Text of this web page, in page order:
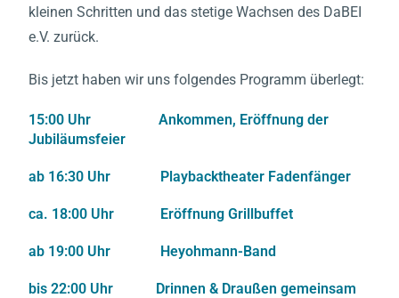
kleinen Schritten und das stetige Wachsen des DaBEI
e.V. zurück.
Bis jetzt haben wir uns folgendes Programm überlegt:
15:00 Uhr Ankommen, Eröffnung der
Jubiläumsfeier
ab 16:30 Uhr Playbacktheater Fadenfänger
ca. 18:00 Uhr Eröffnung Grillbuffet
ab 19:00 Uhr Heyohmann-Band
bis 22:00 Uhr Drinnen & Draußen gemeinsam